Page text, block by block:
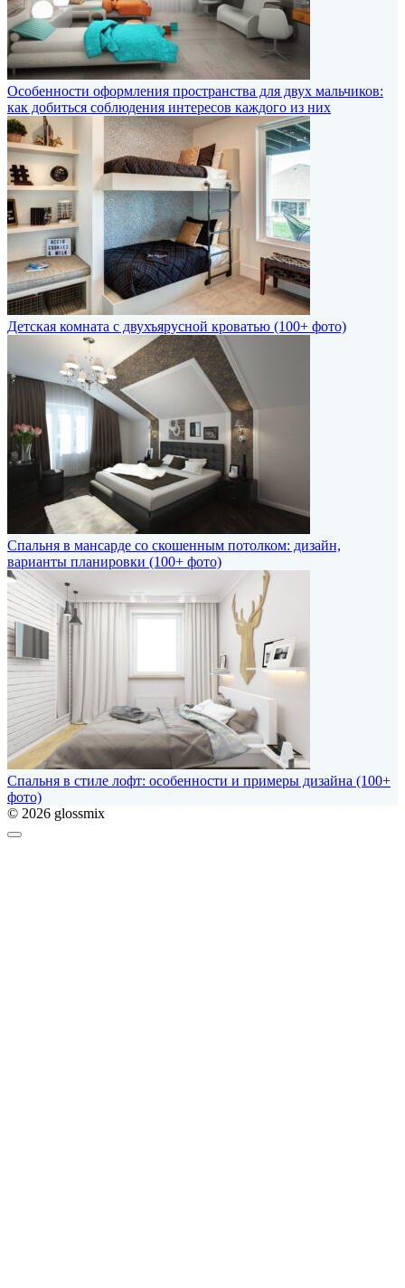
Особенности оформления пространства для двух мальчиков:
как добиться соблюдения интересов каждого из них
Детская комната с двухъярусной кроватью (100+ фото)
Спальня в мансарде со скошенным потолком: дизайн,
варианты планировки (100+ фото)
Спальня в стиле лофт: особенности и примеры дизайна (100+
фото)
© 2026 glossmix